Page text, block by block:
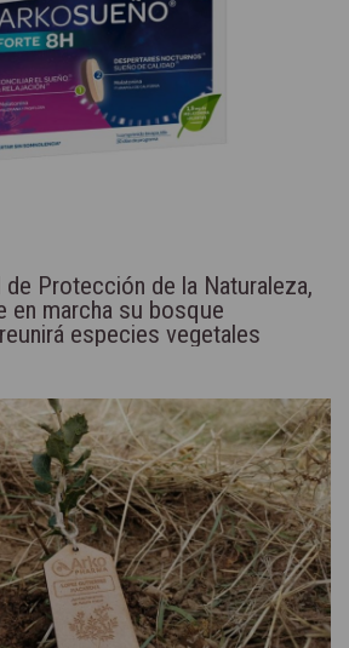
de Protección de la Naturaleza,
en marcha su bosque
especies vegetales